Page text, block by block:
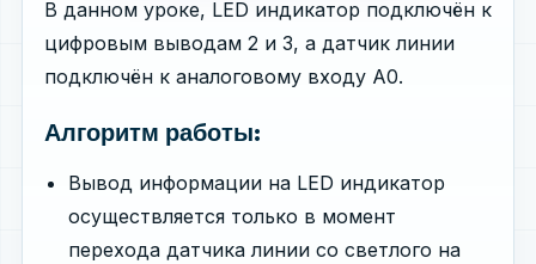
В данном уроке, LED индикатор подключён к
цифровым выводам 2 и 3, а датчик линии
подключён к аналоговому входу A0.
Алгоритм работы:
Вывод информации на LED индикатор
осуществляется только в момент
перехода датчика линии со светлого на